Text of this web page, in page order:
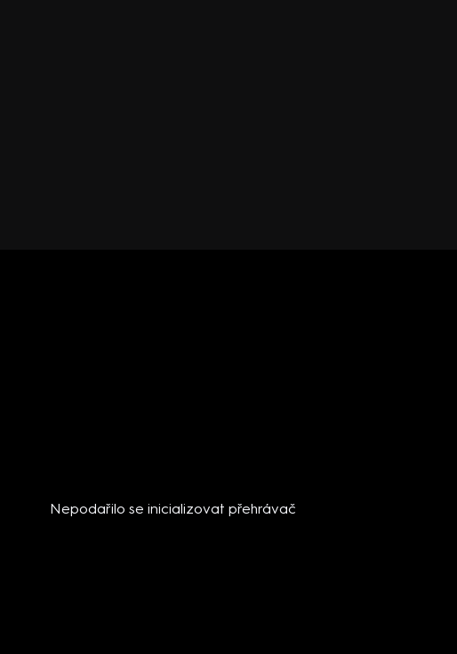
Nepodařilo se inicializovat přehrávač